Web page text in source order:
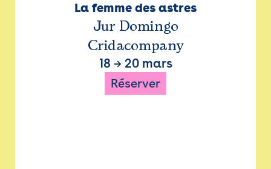
La femme des astres
Jur Domingo
Cridacompany
18 → 20 mars
Réserver